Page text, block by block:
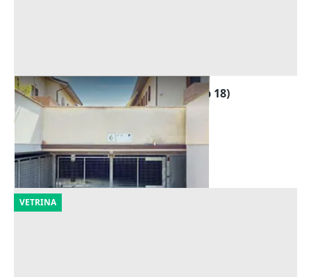
Asta Garage al piano interrato (sub 18)
Forlì (Forlì-Cesena)
Offerta minima
9.088 €
09/10/2026
VETRINA